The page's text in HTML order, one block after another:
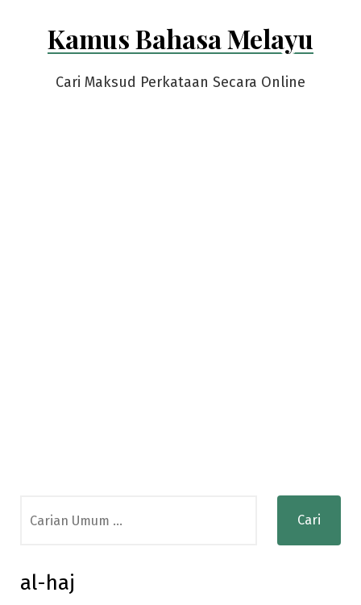
Kamus Bahasa Melayu
Cari Maksud Perkataan Secara Online
for:
al-haj